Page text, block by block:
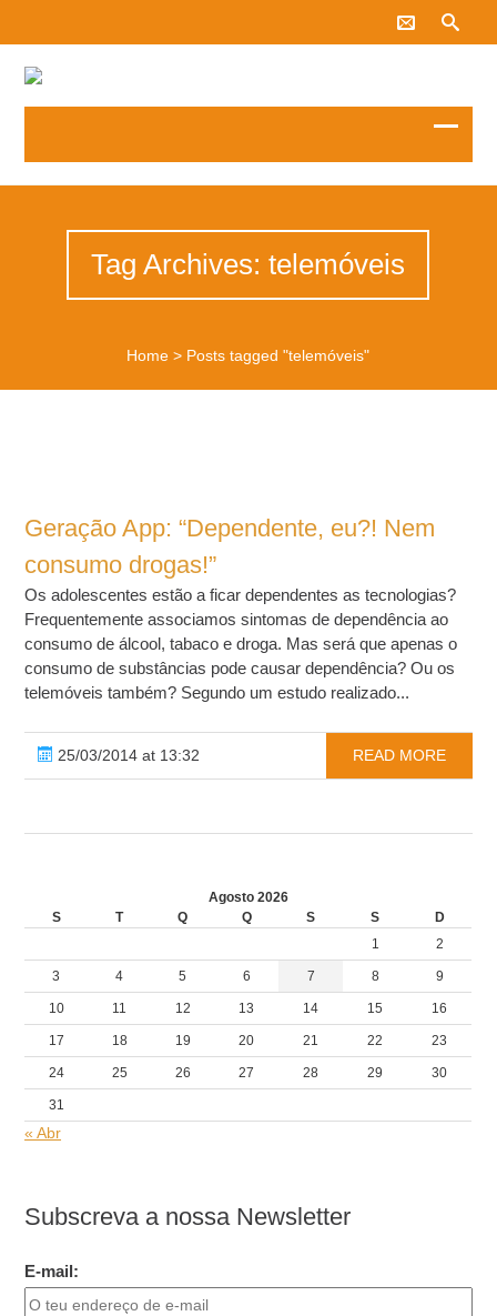
Tag Archives: telemóveis
Home > Posts tagged "telemóveis"
Geração App: “Dependente, eu?! Nem
consumo drogas!”
Os adolescentes estão a ficar dependentes as tecnologias?
Frequentemente associamos sintomas de dependência ao
consumo de álcool, tabaco e droga. Mas será que apenas o
consumo de substâncias pode causar dependência? Ou os
telemóveis também? Segundo um estudo realizado...
25/03/2014 at 13:32 READ MORE
Agosto 2026
S
T Q Q S S
D
1
2
3 4 5 6 7 8 9
10 11 12 13 14 15 16
17 18 19 20 21 22 23
24 25 26 27 28 29 30
31
« Abr
Subscreva a nossa Newsletter
E-mail: